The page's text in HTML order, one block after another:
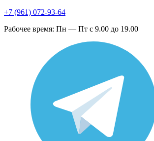
+7 (961) 072-93-64
Рабочее время: Пн — Пт с 9.00 до 19.00